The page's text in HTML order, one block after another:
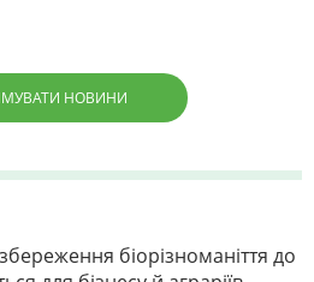
НОВИНИ
біорізноманіття до